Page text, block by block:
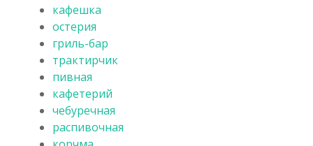
кафешка
остерия
гриль-бар
трактирчик
пивная
кафетерий
чебуречная
распивочная